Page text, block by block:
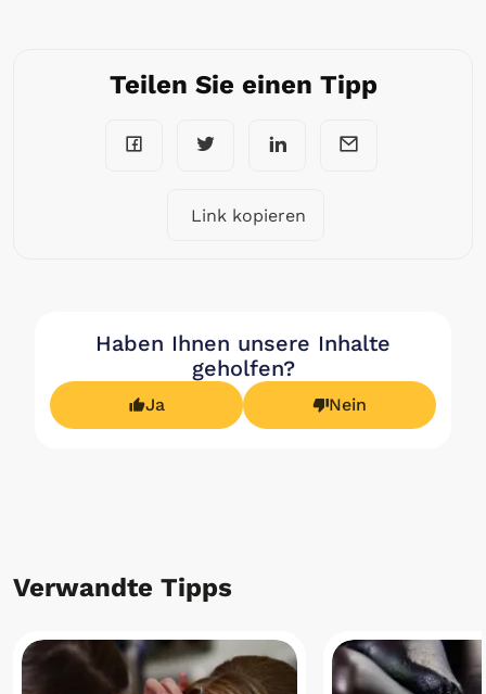
Teilen Sie einen Tipp
Link kopieren
Haben Ihnen unsere Inhalte
geholfen?
Ja Nein
Verwandte Tipps